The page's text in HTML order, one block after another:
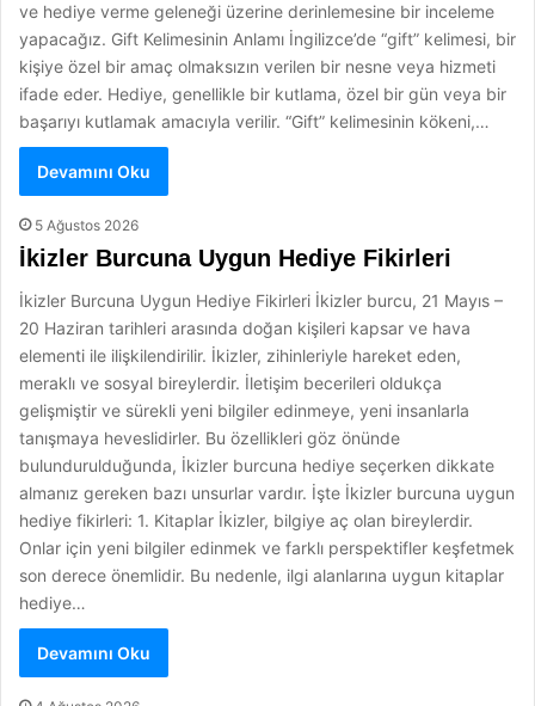
ve hediye verme geleneği üzerine derinlemesine bir inceleme
yapacağız. Gift Kelimesinin Anlamı İngilizce’de “gift” kelimesi, bir
kişiye özel bir amaç olmaksızın verilen bir nesne veya hizmeti
ifade eder. Hediye, genellikle bir kutlama, özel bir gün veya bir
başarıyı kutlamak amacıyla verilir. “Gift” kelimesinin kökeni,…
Devamını Oku
5 Ağustos 2026
İkizler Burcuna Uygun Hediye Fikirleri
İkizler Burcuna Uygun Hediye Fikirleri İkizler burcu, 21 Mayıs –
20 Haziran tarihleri arasında doğan kişileri kapsar ve hava
elementi ile ilişkilendirilir. İkizler, zihinleriyle hareket eden,
meraklı ve sosyal bireylerdir. İletişim becerileri oldukça
gelişmiştir ve sürekli yeni bilgiler edinmeye, yeni insanlarla
tanışmaya heveslidirler. Bu özellikleri göz önünde
bulundurulduğunda, İkizler burcuna hediye seçerken dikkate
almanız gereken bazı unsurlar vardır. İşte İkizler burcuna uygun
hediye fikirleri: 1. Kitaplar İkizler, bilgiye aç olan bireylerdir.
Onlar için yeni bilgiler edinmek ve farklı perspektifler keşfetmek
son derece önemlidir. Bu nedenle, ilgi alanlarına uygun kitaplar
hediye…
Devamını Oku